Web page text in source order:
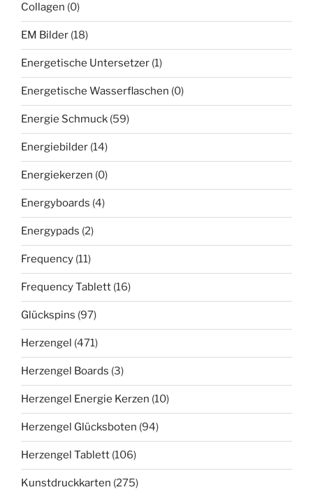
Collagen (0)
EM Bilder (18)
Energetische Untersetzer (1)
Energetische Wasserflaschen (0)
Energie Schmuck (59)
Energiebilder (14)
Energiekerzen (0)
Energyboards (4)
Energypads (2)
Frequency (11)
Frequency Tablett (16)
Glückspins (97)
Herzengel (471)
Herzengel Boards (3)
Herzengel Energie Kerzen (10)
Herzengel Glücksboten (94)
Herzengel Tablett (106)
Kunstdruckkarten (275)